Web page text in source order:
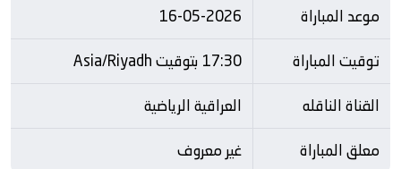
موعد المباراة
16-05-2026
توقيت المباراة
17:30 بتوقيت Asia/Riyadh
القناة الناقله
العراقية الرياضية
معلق المباراة
غير معروف